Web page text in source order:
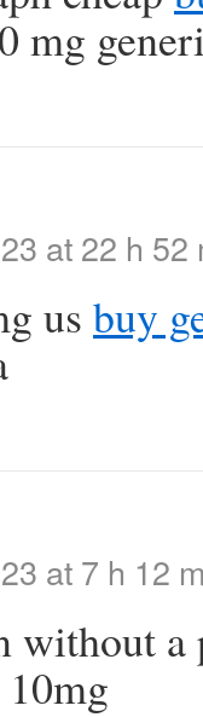
mg
at 22 h 52
us buy
at 7 h 12
without